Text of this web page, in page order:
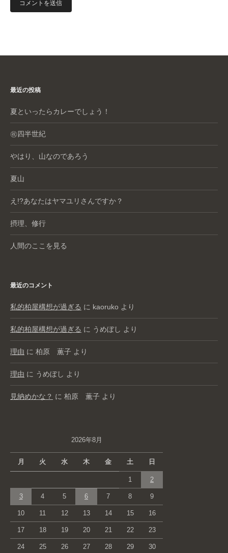
最近の投稿
夏といったらカレーでしょう！
㊗️四半世紀
やはり、山なのであろう
夏山
え!?あなたはヤマユリさんですか？
摂理、修行
人間のここを見る
最近のコメント
私的柏屋構想が過ぎる に kaoruko より
私的柏屋構想が過ぎる に うめぼし より
理由 に 柏原 薫子 より
理由 に うめぼし より
見納めかな？ に 柏原 薫子 より
2026年8月
月 火 水 木 金 土 日
1 2
3 4 5 6 7 8 9
10 11 12 13 14 15 16
17 18 19 20 21 22 23
24 25 26 27 28 29 30